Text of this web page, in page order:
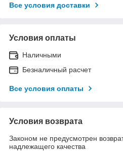
Все условия доставки
Условия оплаты
Наличными
Безналичный расчет
Все условия оплаты
Условия возврата
Законом не предусмотрен
надлежащего качества